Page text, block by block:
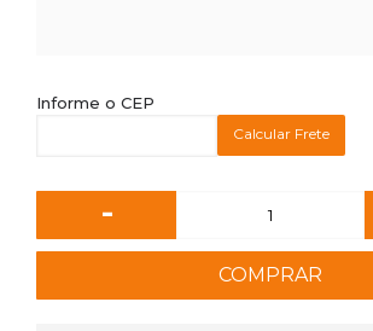
Informe o CEP
Calcular Frete
-
COMPRAR